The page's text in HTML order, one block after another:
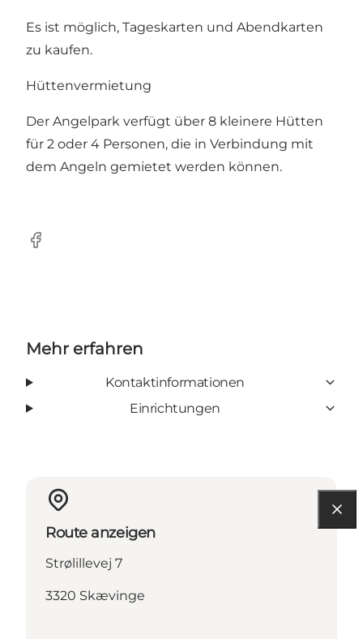
Es ist möglich, Tageskarten und Abendkarten
zu kaufen.
Hüttenvermietung
Der Angelpark verfügt über 8 kleinere Hütten
für 2 oder 4 Personen, die in Verbindung mit
dem Angeln gemietet werden können.
Facebook
Mehr erfahren
Kontaktinformationen
Einrichtungen
Route anzeigen
Strølillevej 7
3320 Skævinge